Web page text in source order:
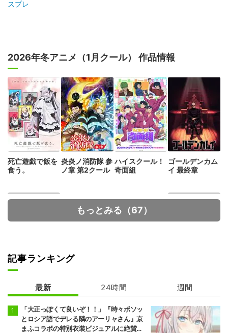
スプレ
2026年冬アニメ（1月クール） 作品情報
死亡遊戯で飯を
食う。
炎炎ノ消防隊 参
ノ章 第2クール
ハイスクール！
奇面組
ゴールデンカム
イ 最終章
の日常
もっとみる（67）
記事ランキング
最新 24時間 週間
「大正っぽくて良いぞ！！」『時々ボソッ
とロシア語でデレる隣のアーリャさん』京
まふコラボの特別衣装ビジュアルに絶賛の